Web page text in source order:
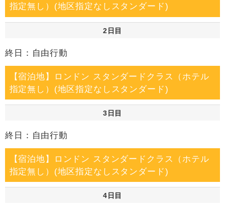
指定無し）(地区指定なしスタンダード)
2日目
終日：自由行動
【宿泊地】ロンドン スタンダードクラス（ホテル
指定無し）(地区指定なしスタンダード)
3日目
終日：自由行動
【宿泊地】ロンドン スタンダードクラス（ホテル
指定無し）(地区指定なしスタンダード)
4日目